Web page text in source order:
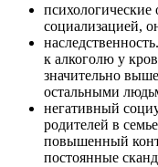
психологические
социализацией,
к алкоголю у
значительно
остальными
негативный
родителей в
повышенный
постоянные